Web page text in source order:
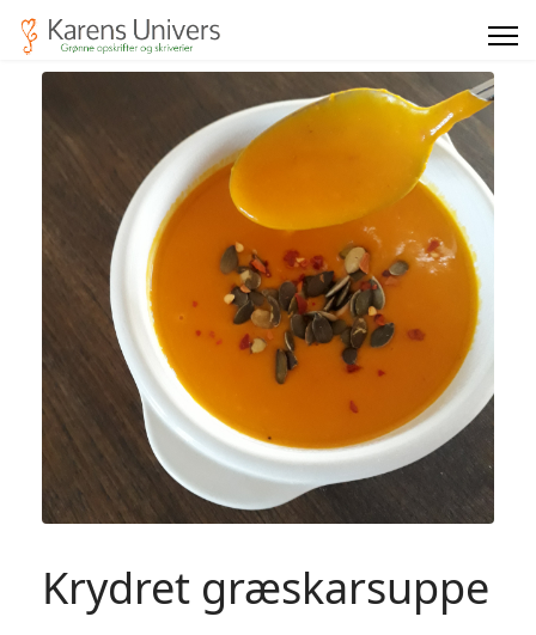
Krydret græskarsuppe